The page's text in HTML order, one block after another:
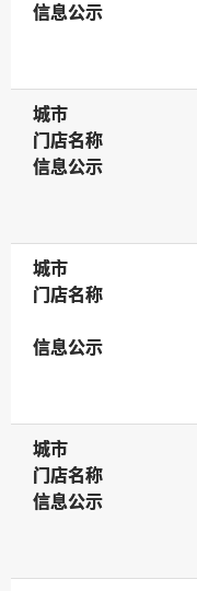
信息公示
信息公示
城市
城市
门店名称
门店名称
信息公示
信息公示
城市
城市
门店名称
门店名称
信息公示
信息公示
城市
城市
门店名称
门店名称
信息公示
信息公示